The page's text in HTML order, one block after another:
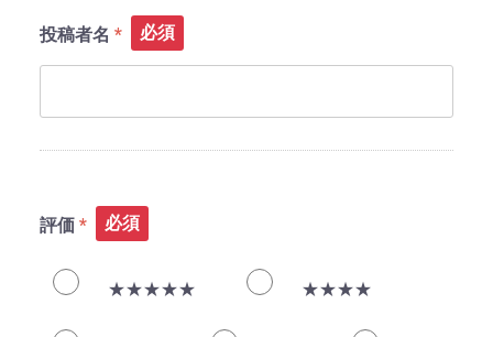
投稿者名 必須
評価 必須
★★★★★ ★★★★